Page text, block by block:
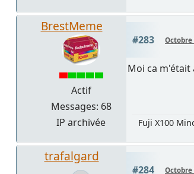
BrestMeme
Actif
Messages: 68
IP archivée
#283 Octobre
Moi ca m'était
Fuji X100
trafalgard
#284 Octobre